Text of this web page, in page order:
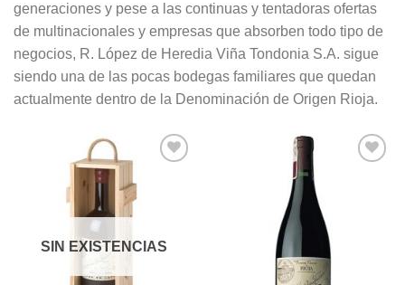
generaciones y pese a las continuas y tentadoras ofertas
de multinacionales y empresas que absorben todo tipo de
negocios, R. López de Heredia Viña Tondonia S.A. sigue
siendo una de las pocas bodegas familiares que quedan
actualmente dentro de la Denominación de Origen Rioja.
SIN EXISTENCIAS